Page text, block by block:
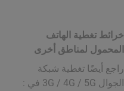
خرائط تغطية الهاتف
المحمول لمناطق أخرى
راجع أيضًا تغطية شبكة
الجوال 3G / 4G / 5G في
: